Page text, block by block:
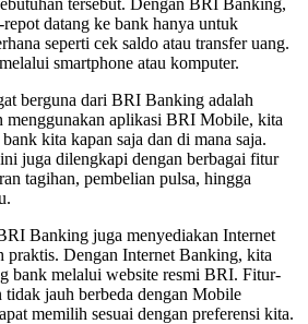
datang ke bank hanya untuk
seperti cek saldo atau transfer uang.
smartphone atau komputer.
berguna dari BRI Banking adalah
aplikasi BRI Mobile, kita
kita kapan saja dan di mana saja.
juga dilengkapi dengan berbagai fitur
tagihan, pembelian pulsa, hingga
Banking juga menyediakan Internet
praktis. Dengan Internet Banking, kita
bank melalui website resmi BRI. Fitur-
jauh berbeda dengan Mobile
memilih sesuai dengan preferensi kita.